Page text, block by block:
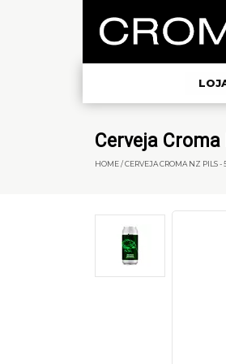
Cerveja Croma
HOME / CERVEJA CROMA NZ PILS -